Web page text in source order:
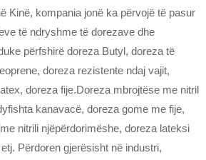
Kinë, kompania jonë ka përvojë të pasur
të ndryshme të dorezave dhe
përfshirë doreza Butyl, doreza të
doreza rezistente ndaj vajit,
doreza fije.Doreza mbrojtëse me nitril
kanavacë, doreza gome me fije,
nitrili njëpërdorimëshe, doreza lateksi
Përdoren gjerësisht në industri,